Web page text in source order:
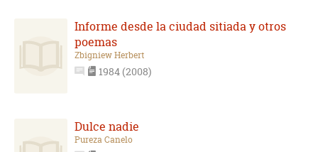
Informe desde la ciudad sitiada y otros
poemas
Zbigniew Herbert
1984 (2008)
Dulce nadie
Pureza Canelo